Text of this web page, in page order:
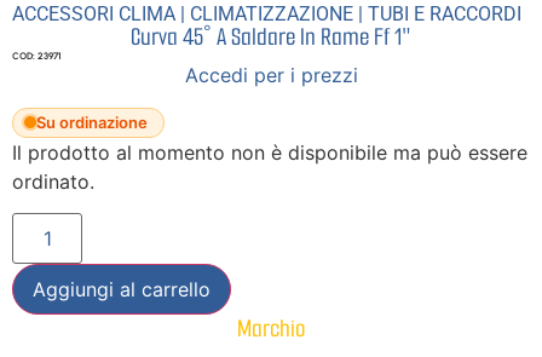
ACCESSORI CLIMA | CLIMATIZZAZIONE | TUBI E RACCORDI
Curva 45° A Saldare In Rame Ff 1″
COD: 23971
Accedi per i prezzi
Su ordinazione
Il prodotto al momento non è disponibile ma può essere
ordinato.
Aggiungi al carrello
Marchio